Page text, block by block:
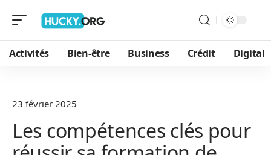
Activités Bien-être Business Crédit Digital
23 février 2025
Les compétences clés pour